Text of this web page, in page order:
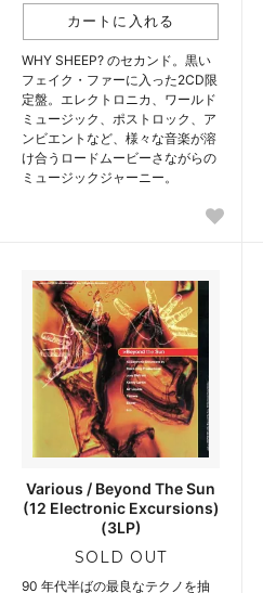
WHY SHEEP? のセカンド。黒い
フェイク・ファーに入った2CD限
定盤。エレクトロニカ、ワールド
ミュージック、ポストロック、ア
ンビエントなど、様々な音楽が溶
け合うロードムービーさながらの
ミュージックジャーニー。
Various / Beyond The Sun
(12 Electronic Excursions)
(3LP)
SOLD OUT
90 年代半ばの最良なテクノを抽